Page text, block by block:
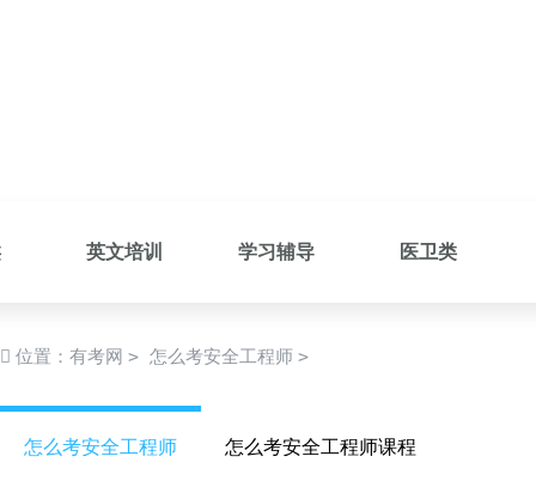
英文培训 学习辅导 医卫类
位置： 有考网 > 怎么考安全工程师 >
怎么考安全工程师 怎么考安全工程师课程